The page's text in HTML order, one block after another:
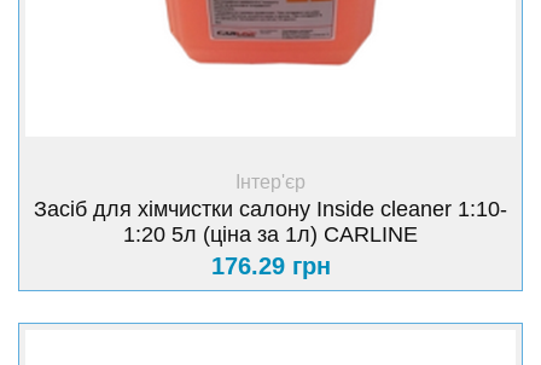
+ Купити
Інтер'єр
Засіб для хімчистки салону Inside cleaner 1:10-
1:20 5л (ціна за 1л) CARLINE
176.29 грн